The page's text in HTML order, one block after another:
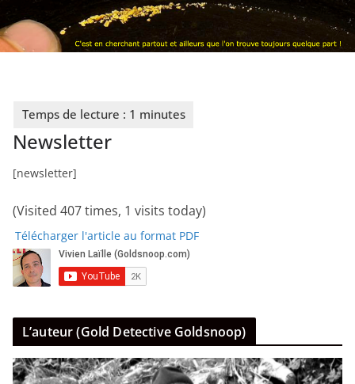
Newsletter
[newsletter]
(Visited 407 times, 1 visits today)
Télécharger l'article au format PDF
L’auteur (Gold Detective Goldsnoop)